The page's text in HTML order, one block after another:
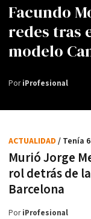
Facundo
redes tras
modelo
PoriProfesional
Murió Jorge
rol detrás de
Barcelona
ACTUALIDAD / Tenía
PoriProfesional